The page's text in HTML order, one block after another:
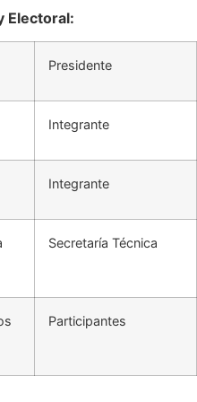
Electoral:
Presidente
Integrante
Integrante
Secretaría Técnica
Participantes